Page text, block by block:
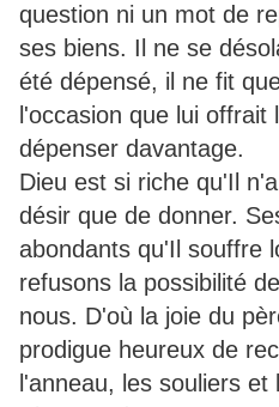
question ni un mot de
ses biens. Il ne se
été dépensé, il ne fit
l'occasion que lui
dépenser davantage.
Dieu est si riche qu'Il
désir que de donner.
abondants qu'Il souffre
refusons la possibilité
nous. D'où la joie du
prodigue heureux de
l'anneau, les souliers